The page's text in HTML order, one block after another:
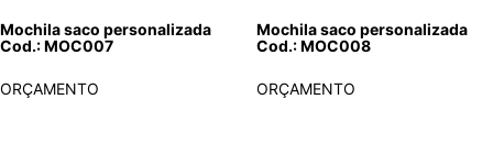
Mochila saco personalizada
Cod.: MOC007
ORÇAMENTO
Mochila saco personalizada
Cod.: MOC008
ORÇAMENTO